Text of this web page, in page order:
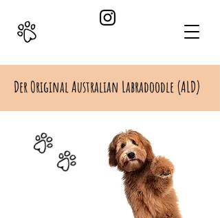
Der Original Australian Labradoodle (ALD)